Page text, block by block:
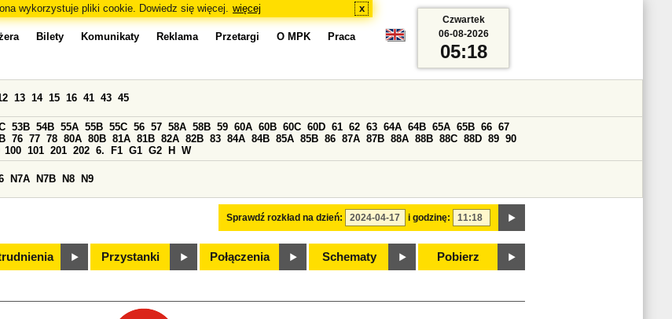
wykorzystuje pliki cookie. Dowiedz się więcej. więcej x
Bilety Komunikaty Reklama Przetargi O MPK Praca
Sprawdź rozkład na dzień: i godzinę:
13 14 15 16 41 43 45
53B 54B 55A 55B 55C 56 57 58A 58B 59 60A 60B 60C 60D 61 62 63 64A 64B 65A 65B 66 67
76 77 78 80A 80B 81A 81B 82A 82B 83 84A 84B 85A 85B 86 87A 87B 88A 88B 88C 88D 89 90
100 101 201 202 6. F1 G1 G2 H W
N7A N7B N8 N9
Przystanki Połączenia Schematy Pobierz
Czwartek
06-08-2026
05:18